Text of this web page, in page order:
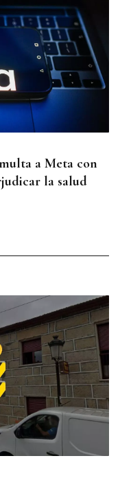
a Meta con
la salud
verá el eclipse
y el mapa